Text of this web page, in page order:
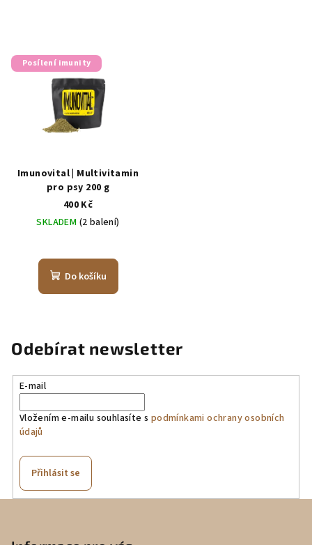
Posílení imunity
Imunovital | Multivitamin
pro psy 200 g
400 Kč
SKLADEM (2 balení)
Do košíku
Odebírat newsletter
E-mail
Vložením e-mailu souhlasíte s podmínkami ochrany osobních
údajů
Přihlásit se